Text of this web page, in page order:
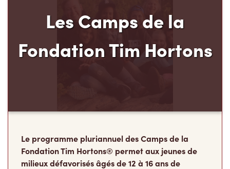
Les Camps de la
Fondation Tim Hortons
Le programme pluriannuel des Camps de la
Fondation Tim Hortons® permet aux jeunes de
milieux défavorisés âgés de 12 à 16 ans de